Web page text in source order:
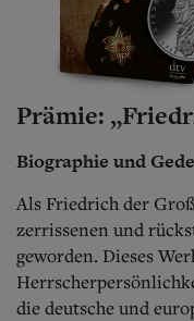
Prämie:
Biographie und
Als Friedrich der
zerrissenen und
geworden. Dieses
die deutsche und